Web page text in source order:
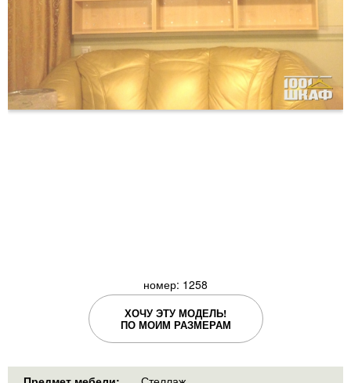
номер: 1258
ХОЧУ ЭТУ МОДЕЛЬ!
ПО МОИМ РАЗМЕРАМ